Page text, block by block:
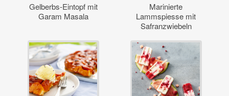
Gelberbs-Eintopf mit
Garam Masala
Marinierte
Lammspiesse mit
Safranzwiebeln